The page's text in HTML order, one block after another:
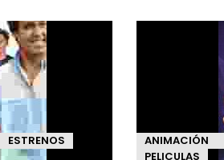
ESTRENOS
ANIMACIÓN
PELICULAS